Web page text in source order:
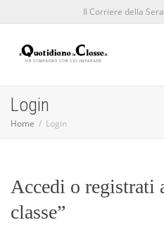
Il Corriere della Sera
Login
Home Login
Accedi o registrati
classe”